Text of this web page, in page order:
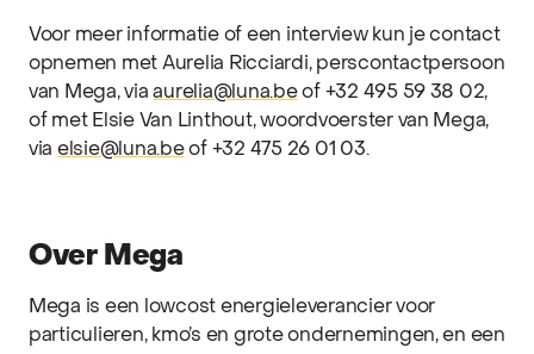
Voor meer informatie of een interview kun je contact
opnemen met Aurelia Ricciardi, perscontactpersoon
van Mega, viaaurelia@luna.beof +32 495 59 38 02,
of met Elsie Van Linthout, woordvoerster van Mega,
via elsie@luna.beof +32 475 26 01 03.
Over Mega
Mega is een lowcost energieleverancier voor
particulieren, kmo’s en grote ondernemingen, en een